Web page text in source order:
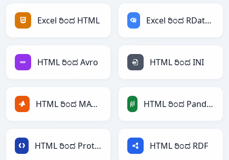
Excel ರಿಂದ HTML Excel ರಿಂದ RDataFrame
HTML ರಿಂದ Avro HTML ರಿಂದ INI
HTML ರಿಂದ MATLAB HTML ರಿಂದ PandasDataFrame
HTML ರಿಂದ Protobuf HTML ರಿಂದ RDF